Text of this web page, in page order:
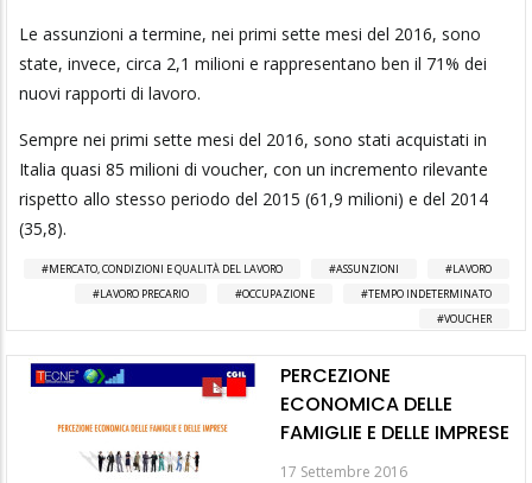
Le assunzioni a termine, nei primi sette mesi del 2016, sono
state, invece, circa 2,1 milioni e rappresentano ben il 71% dei
nuovi rapporti di lavoro.
Sempre nei primi sette mesi del 2016, sono stati acquistati in
Italia quasi 85 milioni di voucher, con un incremento rilevante
rispetto allo stesso periodo del 2015 (61,9 milioni) e del 2014
(35,8).
MERCATO, CONDIZIONI E QUALITÀ DEL LAVORO ASSUNZIONI
LAVORO
LAVORO PRECARIO
OCCUPAZIONE
TEMPO INDETERMINATO
VOUCHER
PERCEZIONE
ECONOMICA DELLE
FAMIGLIE E DELLE IMPRESE
17 Settembre 2016